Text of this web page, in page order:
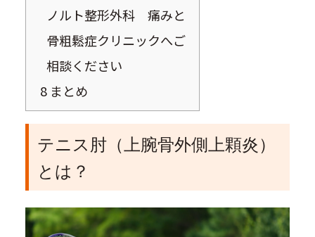
ノルト整形外科 痛みと
骨粗鬆症クリニックへご
相談ください
8 まとめ
テニス肘（上腕骨外側上顆炎）
とは？